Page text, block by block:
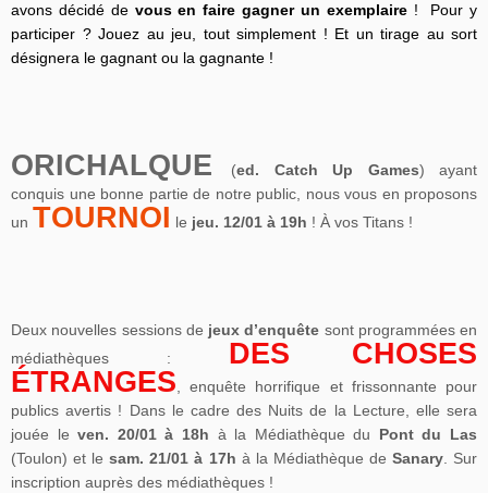
avons décidé de vous en faire gagner un exemplaire!
Pour y
participer ? Jouez au jeu, tout simplement ! Et un tirage au sort
désignera le gagnant ou la gagnante !
ORICHALQUE (ed. Catch Up Games) ayant
conquis une bonne partie de notre public, nous vous en proposons
un TOURNOI le jeu. 12/01 à 19h ! À vos Titans !
Deux nouvelles sessions de jeux d’enquête sont programmées en
médiathèques : DES CHOSES
ÉTRANGES, enquête horrifique et frissonnante pour
publics avertis ! Dans le cadre des Nuits de la Lecture, elle sera
jouée leven. 20/01 à 18h à la Médiathèque du Pont du Las
(Toulon) et lesam. 21/01 à 17h à la Médiathèque de Sanary. Sur
inscription auprès des médiathèques !